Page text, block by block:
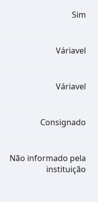
Sim
Váriavel
Váriavel
Consignado
Não informado pela
instituição